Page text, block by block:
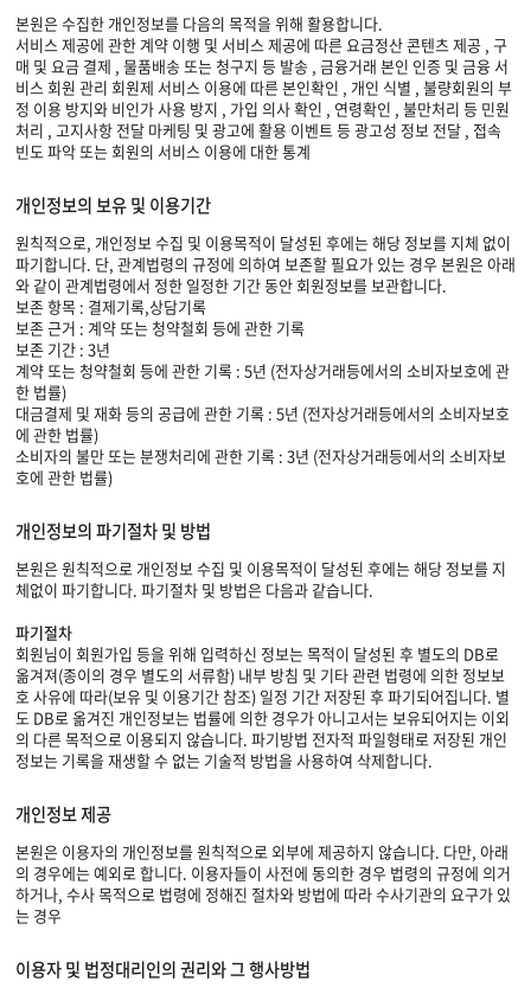
본원은 수집한 개인정보를 다음의 목적을 위해 활용합니다.
서비스 제공에 관한 계약 이행 및 서비스 제공에 따른 요금정산 콘텐츠 제공 , 구
매 및 요금 결제 , 물품배송 또는 청구지 등 발송 , 금융거래 본인 인증 및 금융 서
비스 회원 관리 회원제 서비스 이용에 따른 본인확인 , 개인 식별 , 불량회원의 부
정 이용 방지와 비인가 사용 방지 , 가입 의사 확인 , 연령확인 , 불만처리 등 민원
처리 , 고지사항 전달 마케팅 및 광고에 활용 이벤트 등 광고성 정보 전달 , 접속
빈도 파악 또는 회원의 서비스 이용에 대한 통계
개인정보의 보유 및 이용기간
원칙적으로, 개인정보 수집 및 이용목적이 달성된 후에는 해당 정보를 지체 없이
파기합니다. 단, 관계법령의 규정에 의하여 보존할 필요가 있는 경우 본원은 아래
와 같이 관계법령에서 정한 일정한 기간 동안 회원정보를 보관합니다.
보존 항목 : 결제기록,상담기록
보존 근거 : 계약 또는 청약철회 등에 관한 기록
보존 기간 : 3년
계약 또는 청약철회 등에 관한 기록 : 5년 (전자상거래등에서의 소비자보호에 관
한 법률)
대금결제 및 재화 등의 공급에 관한 기록 : 5년 (전자상거래등에서의 소비자보호
에 관한 법률)
소비자의 불만 또는 분쟁처리에 관한 기록 : 3년 (전자상거래등에서의 소비자보
호에 관한 법률)
개인정보의 파기절차 및 방법
본원은 원칙적으로 개인정보 수집 및 이용목적이 달성된 후에는 해당 정보를 지
체없이 파기합니다. 파기절차 및 방법은 다음과 같습니다.
파기절차
회원님이 회원가입 등을 위해 입력하신 정보는 목적이 달성된 후 별도의 DB로
옮겨져(종이의 경우 별도의 서류함) 내부 방침 및 기타 관련 법령에 의한 정보보
호 사유에 따라(보유 및 이용기간 참조) 일정 기간 저장된 후 파기되어집니다. 별
도 DB로 옮겨진 개인정보는 법률에 의한 경우가 아니고서는 보유되어지는 이외
의 다른 목적으로 이용되지 않습니다. 파기방법 전자적 파일형태로 저장된 개인
정보는 기록을 재생할 수 없는 기술적 방법을 사용하여 삭제합니다.
개인정보 제공
본원은 이용자의 개인정보를 원칙적으로 외부에 제공하지 않습니다. 다만, 아래
의 경우에는 예외로 합니다. 이용자들이 사전에 동의한 경우 법령의 규정에 의거
하거나, 수사 목적으로 법령에 정해진 절차와 방법에 따라 수사기관의 요구가 있
는 경우
이용자 및 법정대리인의 권리와 그 행사방법